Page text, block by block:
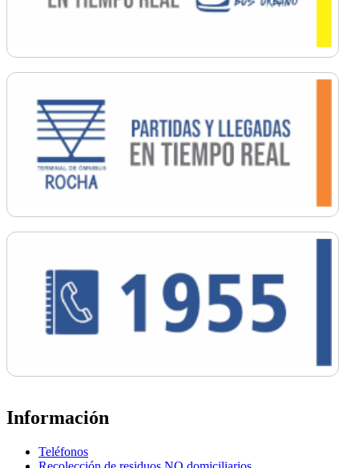
Información
Teléfonos